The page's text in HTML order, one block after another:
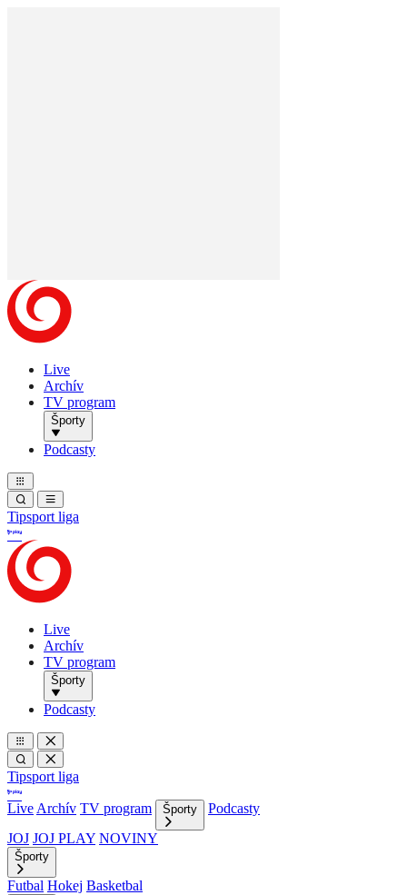
Live
Archív
TV program
Športy
Podcasty
Tipsport liga
Live
Archív
TV program
Športy
Podcasty
Tipsport liga
Live Archív TV program Športy
Podcasty
JOJ JOJ PLAY NOVINY
Športy
Futbal Hokej Basketbal